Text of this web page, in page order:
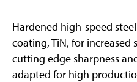
Hardened high-speed
coating, TiN, for increased
cutting edge sharpness
adapted for high